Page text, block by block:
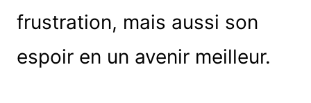
frustration, mais aussi son
espoir en un avenir meilleur.